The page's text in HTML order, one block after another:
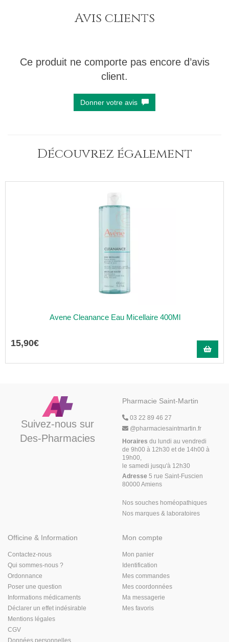
Avis clients
Ce produit ne comporte pas encore d’avis
client.
Donner votre avis
Découvrez également
Avene Cleanance Eau Micellaire 400Ml
15,90€
Suivez-nous sur
Des-Pharmacies
Pharmacie Saint-Martin
03 22 89 46 27
@pharmaciesaintmartin.fr
Horaires du lundi au vendredi
de 9h00 à 12h30 et de 14h00 à
19h00,
le samedi jusqu'à 12h30
Adresse 5 rue Saint-Fuscien
80000 Amiens
Nos souches homéopathiques
Nos marques & laboratoires
Officine & Information
Contactez-nous
Qui sommes-nous ?
Ordonnance
Poser une question
Informations médicaments
Déclarer un effet indésirable
Mentions légales
CGV
Données personnelles
Mon compte
Mon panier
Identification
Mes commandes
Mes coordonnées
Ma messagerie
Mes favoris